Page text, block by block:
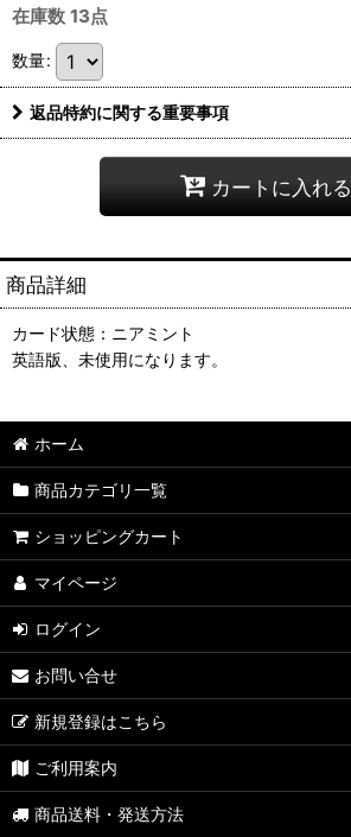
在庫数 13点
数量:
返品特約に関する重要事項
カートに入れる
商品詳細
カード状態：ニアミント
英語版、未使用になります。
ホーム
商品カテゴリ一覧
ショッピングカート
マイページ
ログイン
お問い合せ
新規登録はこちら
ご利用案内
商品送料・発送方法